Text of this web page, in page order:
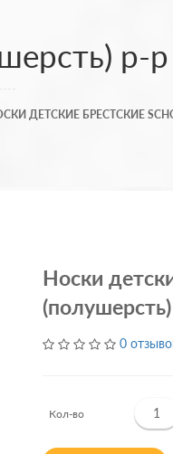
р-
ДЕТСКИЕ БРЕСТСКИЕ
Носки
0
Кол-во